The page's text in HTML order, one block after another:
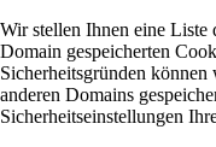
Wir stellen Ihnen eine Liste
Domain gespeicherten
Sicherheitsgründen
anderen Domains
Sicherheitseinstellungen